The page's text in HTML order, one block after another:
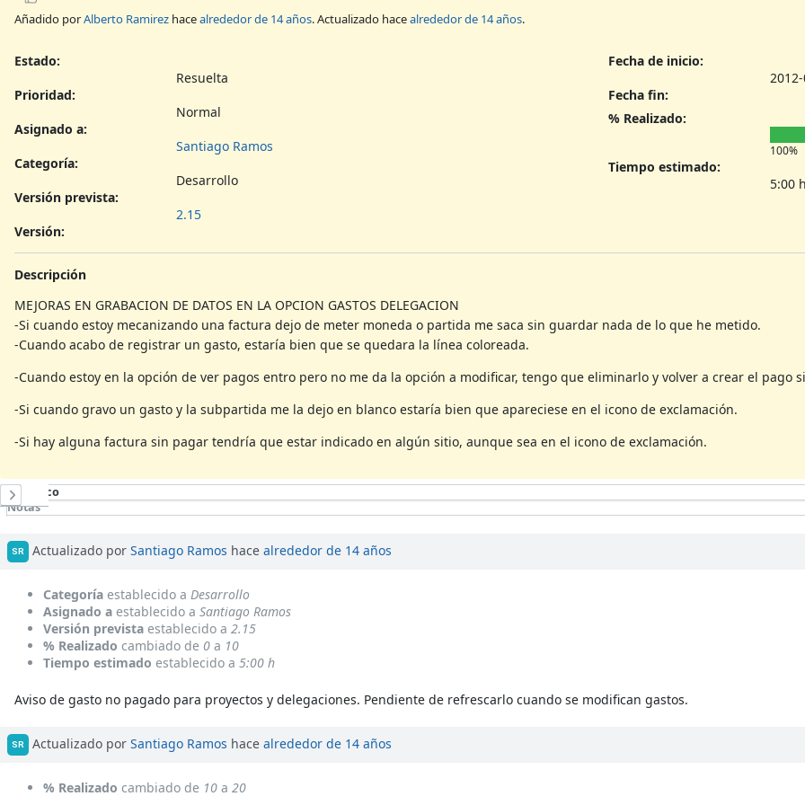
Añadido porAlberto Ramirez hacealrededor de 14 años. Actualizado hacealrededor de 14 años.
Estado:
Resuelta
Prioridad:
Normal
Asignado a:
Santiago Ramos
Categoría:
Desarrollo
Versión prevista:
2.15
Fecha de inicio:
Fecha fin:
% Realizado:
100%
Tiempo estimado:
5:00 h
Versión:
Descripción
MEJORAS EN GRABACION DE DATOS EN LA OPCION GASTOS DELEGACION
-Si cuando estoy mecanizando una factura dejo de meter moneda o partida me saca sin guardar nada de lo que he metido.
-Cuando acabo de registrar un gasto, estaría bien que se quedara la línea coloreada.
-Cuando estoy en la opción de ver pagos entro pero no me da la opción a modificar, tengo que eliminarlo y volver a crear el pago
-Si cuando gravo un gasto y la subpartida me la dejo en blanco estaría bien que apareciese en el icono de exclamación.
-Si hay alguna factura sin pagar tendría que estar indicado en algún sitio, aunque sea en el icono de exclamación.
Histórico
Notas
SR Actualizado por Santiago Ramos hace alrededor de 14 años
Categoría establecido a Desarrollo
Asignado a establecido a Santiago Ramos
Versión prevista establecido a 2.15
% Realizado cambiado de 0 a 10
Tiempo estimado establecido a 5:00 h
Aviso de gasto no pagado para proyectos y delegaciones. Pendiente de refrescarlo cuando se modifican gastos.
SR Actualizado por Santiago Ramos hace alrededor de 14 años
% Realizado cambiado de 10 a 20